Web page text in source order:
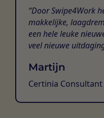
Door Swipe4Work
makkelijke,
een hele leuke
veel nieuwe
Martijn
Certinia Consultant